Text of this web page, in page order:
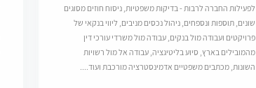
לפעילות החברה לרבות - בדיקות משפטיות, ניסוח חוזים מסוגים
שונים, תוספות ונספחים, ניהול נכסים מניבים, ליווי בנקאי של
פרויקטים ועבודה מול בנקים, עבודה מול משרדי עורכי דין
מהמובילים בארץ, סיוע בליטיגציה, עבודה אל מול רשויות
השונות, מכתבים משפטיים אדמינסטרציה מורכבת ועוד....